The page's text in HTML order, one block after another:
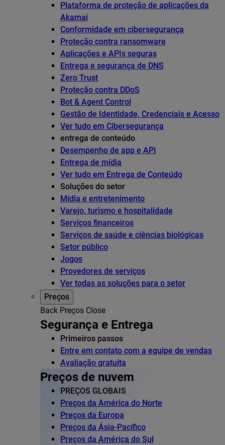
Plataforma de proteção de aplicações da
Akamai
Conformidade em cibersegurança
Proteção contra ransomware
Aplicações e APIs seguras
Entrega e segurança de DNS
Zero Trust
Proteção contra DDoS
Bot & Agent Control
Gestão de Identidade, Credenciais e Acesso
Ver tudo em Cibersegurança
entrega de conteúdo
Desempenho de app e API
Entrega de mídia
Ver tudo em Entrega de Conteúdo
Soluções do setor
Mídia e entretenimento
Varejo, turismo e hospitalidade
Serviços financeiros
Serviços de saúde e ciências biológicas
Setor público
Jogos
Provedores de serviços
Ver todas as soluções para o setor
Preços
Back Preços Close
Segurança e Entrega
Primeiros passos
Entre em contato com a equipe de vendas
Avaliação gratuita
Preços de nuvem
PREÇOS GLOBAIS
Preços da América do Norte
Preços da Europa
Preços da Ásia-Pacífico
Preços da América do Sul